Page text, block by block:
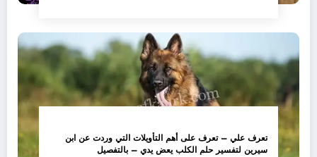
تعرف علي – تعرف على أهم التأويلات التي وردت عن ابن
سيرين لتفسير حلم الكلب يعض يدي – بالتفصيل